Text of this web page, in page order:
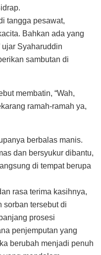
tangga pesawat,
Bahkan ada yang
ujar Syaharuddin
sambutan di
membatin, “Wah,
ramah-ramah ya,
berbalas manis.
dan bersyukur dibantu,
di tempat berupa
rasa terima kasihnya,
sorban tersebut di
prosesi
penjemputan yang
berubah menjadi penuh